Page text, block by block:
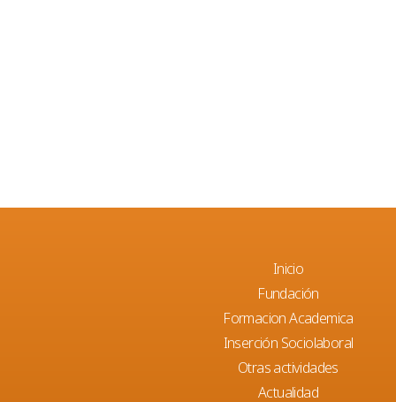
Inicio
Fundación
Formacion Academica
Inserción Sociolaboral
Otras actividades
Actualidad